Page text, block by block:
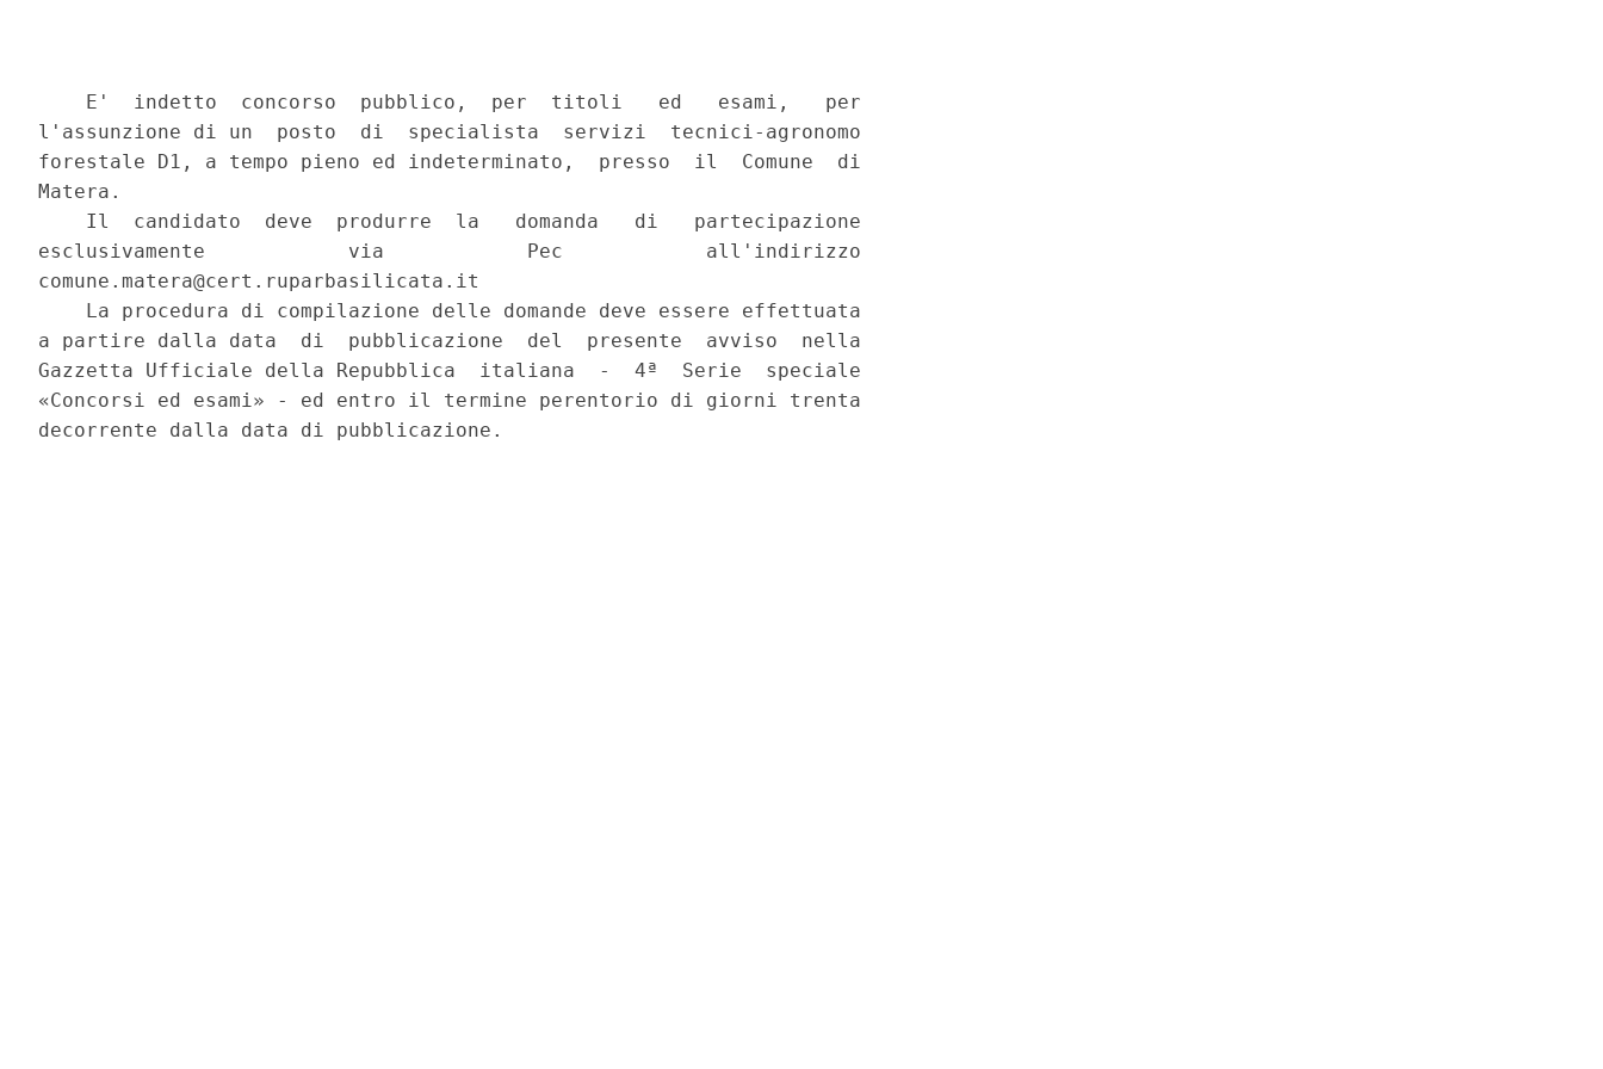
    E'  indetto  concorso  pubblico,  per  titoli   ed   esami,   per
l'assunzione di un  posto  di  specialista  servizi  tecnici-agronomo
forestale D1, a tempo pieno ed indeterminato,  presso  il  Comune  di
Matera.
    Il  candidato  deve  produrre  la   domanda   di   partecipazione
esclusivamente            via            Pec            all'indirizzo
comune.matera@cert.ruparbasilicata.it
    La procedura di compilazione delle domande deve essere effettuata
a partire dalla data  di  pubblicazione  del  presente  avviso  nella
Gazzetta Ufficiale della Repubblica  italiana  -  4ª  Serie  speciale
«Concorsi ed esami» - ed entro il termine perentorio di giorni trenta
decorrente dalla data di pubblicazione.